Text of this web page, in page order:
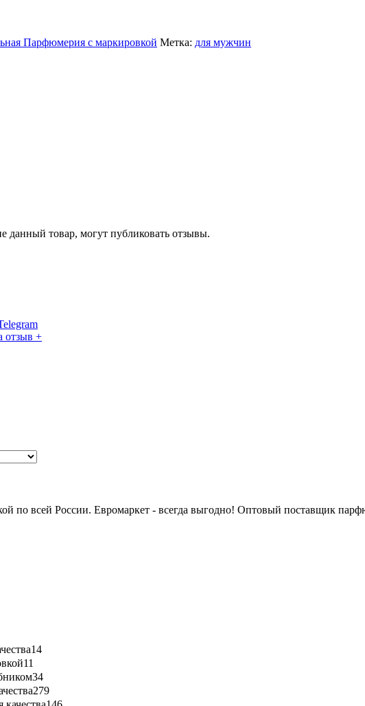
Парфюмерия с маркировкой Метка: для мужчин
данный товар, могут публиковать отзывы.
отзыв +
по всей России. Евромаркет - всегда выгодно! Оптовый поставщик
14
11
34
279